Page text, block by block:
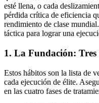
esté llena, o cada
pérdida crítica de eficiencia
rendimiento de clase
táctica para lograr una
1. La Fundación:
Estos hábitos son la lista de
cada ejecución de élite.
en las cuatro fases de